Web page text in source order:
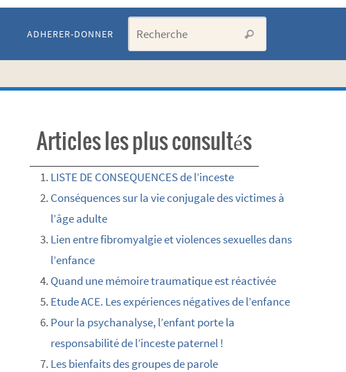
ADHERER-DONNER Recherche
Articles les plus consultés
LISTE DE CONSEQUENCES de l’inceste
Conséquences sur la vie conjugale des victimes à
l’âge adulte
Lien entre fibromyalgie et violences sexuelles dans
l’enfance
Quand une mémoire traumatique est réactivée
Etude ACE. Les expériences négatives de l’enfance
Pour la psychanalyse, l’enfant porte la
responsabilité de l’inceste paternel !
Les bienfaits des groupes de parole